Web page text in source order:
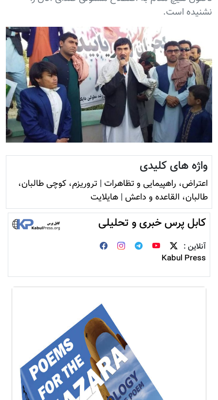
نشنیده است.
واژه های کلیدی
اعتراض، راهپیمایی و تظاهرات | تروريزم، کوچی طالبان،
طالبان، القاعده و داعش | هایلایت
کابل پرس خبری و تحلیلی
آنلاین :
Kabul Press